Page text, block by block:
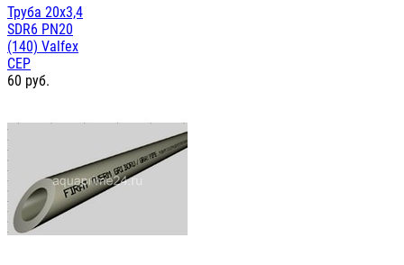
Труба 20х3,4
SDR6 PN20
(140) Valfex
СЕР
60 руб.